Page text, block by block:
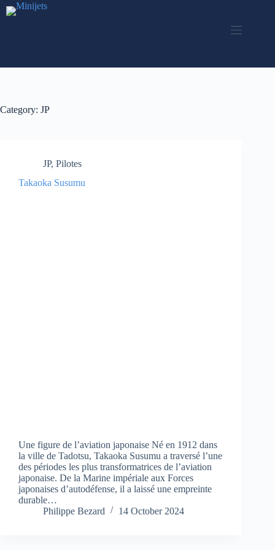
Skip
to
Category: JP
JP, Pilotes
Takaoka Susumu
Une figure de l’aviation japonaise Né en 1912 dans
la ville de Tadotsu, Takaoka Susumu a traversé l’une
des périodes les plus transformatrices de l’aviation
japonaise. De la Marine impériale aux Forces
japonaises d’autodéfense, il a laissé une empreinte
durable…
Philippe Bezard
14 October 2024